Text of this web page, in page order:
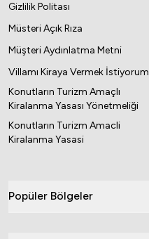
Gizlilik Politası
Müsteri Açık Rıza
Müşteri Aydınlatma Metni
Villamı Kiraya Vermek İstiyorum
Konutların Turizm Amaçlı
Kiralanma Yasası Yönetmeliği
Konutların Turizm Amacli
Kiralanma Yasasi
Popüler Bölgeler